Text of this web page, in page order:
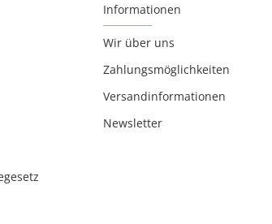
Informationen
Wir über uns
Zahlungsmöglichkeiten
Versandinformationen
Newsletter